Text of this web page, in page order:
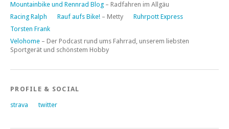
Mountainbike und Rennrad Blog – Radfahren im Allgäu
Racing Ralph
Rauf aufs Bike! – Metty
Ruhrpott Express
Torsten Frank
Velohome – Der Podcast rund ums Fahrrad, unserem liebsten
Sportgerät und schönstem Hobby
PROFILE & SOCIAL
strava twitter